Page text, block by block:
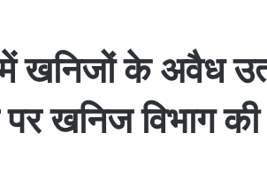
खनिजों के अवैध
खनिज विभाग की